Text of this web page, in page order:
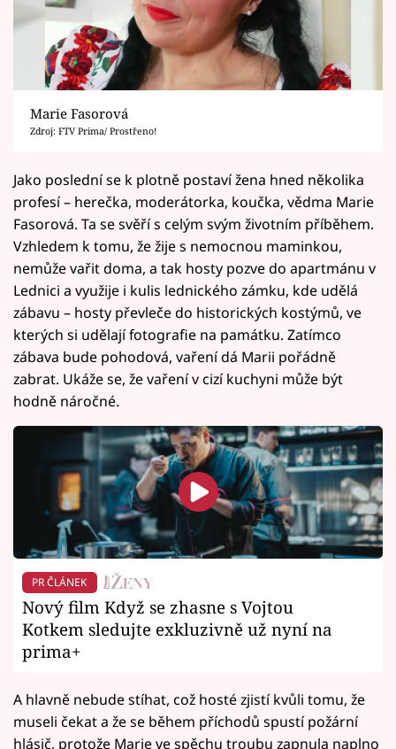
Marie Fasorová
Zdroj: FTV Prima/ Prostřeno!
Jako poslední se k plotně postaví žena hned několika
profesí – herečka, moderátorka, koučka, vědma Marie
Fasorová. Ta se svěří s celým svým životním příběhem.
Vzhledem k tomu, že žije s nemocnou maminkou,
nemůže vařit doma, a tak hosty pozve do apartmánu v
Lednici a využije i kulis lednického zámku, kde udělá
zábavu – hosty převleče do historických kostýmů, ve
kterých si udělají fotografie na památku. Zatímco
zábava bude pohodová, vaření dá Marii pořádně
zabrat. Ukáže se, že vaření v cizí kuchyni může být
hodně náročné.
PR ČLÁNEK
Nový film Když se zhasne s Vojtou
Kotkem sledujte exkluzivně už nyní na
prima+
A hlavně nebude stíhat, což hosté zjistí kvůli tomu, že
museli čekat a že se během příchodů spustí požární
hlásič, protože Marie ve spěchu troubu zapnula naplno